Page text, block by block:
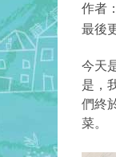
作者：
最後
今天
是，
們終
菜。